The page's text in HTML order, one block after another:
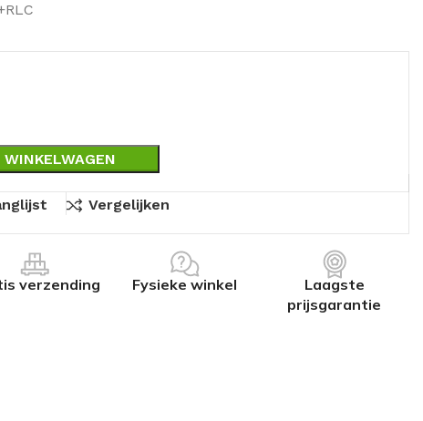
Vergelijken
verzending Fysieke winkel
Laagste
prijsgarantie